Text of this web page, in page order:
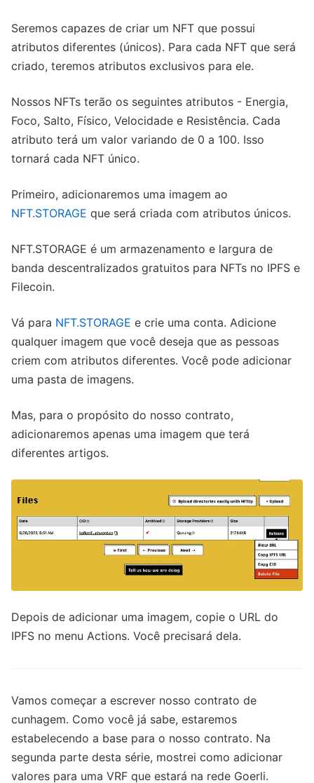
Seremos capazes de criar um NFT que possui
atributos diferentes (únicos). Para cada NFT que será
criado, teremos atributos exclusivos para ele.
Nossos NFTs terão os seguintes atributos - Energia,
Foco, Salto, Físico, Velocidade e Resistência. Cada
atributo terá um valor variando de 0 a 100. Isso
tornará cada NFT único.
Primeiro, adicionaremos uma imagem ao
NFT.STORAGE que será criada com atributos únicos.
NFT.STORAGE é um armazenamento e largura de
banda descentralizados gratuitos para NFTs no IPFS e
Filecoin.
Vá para NFT.STORAGE e crie uma conta. Adicione
qualquer imagem que você deseja que as pessoas
criem com atributos diferentes. Você pode adicionar
uma pasta de imagens.
Mas, para o propósito do nosso contrato,
adicionaremos apenas uma imagem que terá
diferentes artigos.
Depois de adicionar uma imagem, copie o URL do
IPFS no menu Actions. Você precisará dela.
Vamos começar a escrever nosso contrato de
cunhagem. Como você já sabe, estaremos
estabelecendo a base para o nosso contrato. Na
segunda parte desta série, mostrei como adicionar
valores para uma VRF que estará na rede Goerli.